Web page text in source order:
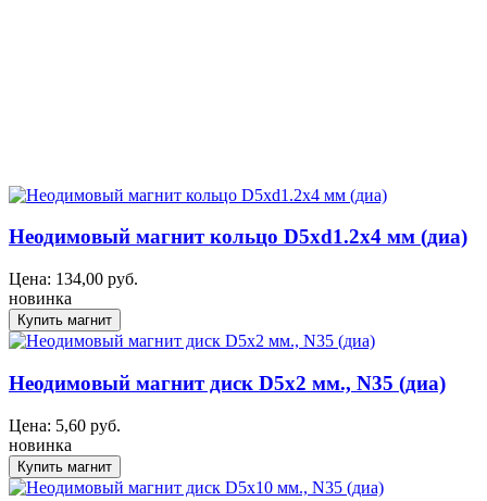
Неодимовый магнит кольцо D5xd1.2x4 мм (диа)
Цена: 134,00 руб.
новинка
Неодимовый магнит диск D5x2 мм., N35 (диа)
Цена: 5,60 руб.
новинка